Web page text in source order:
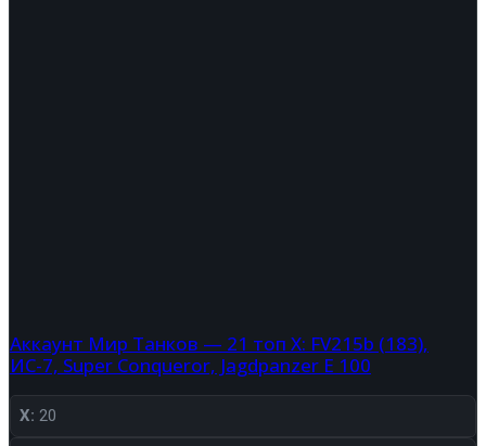
Аккаунт Мир Танков — 21 топ X: FV215b (183),
ИС-7, Super Conqueror, Jagdpanzer E 100
X: 20